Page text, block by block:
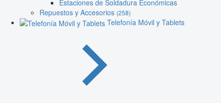
Estaciones de Soldadura Económicas
Repuestos y Accesorios (258)
Telefonía Móvil y Tablets